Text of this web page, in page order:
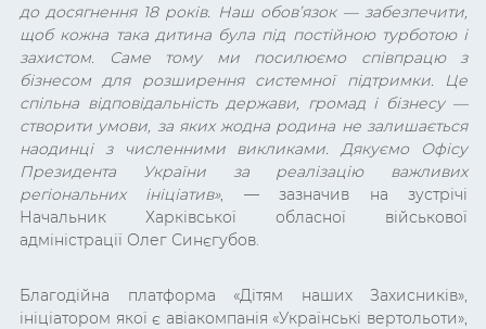
до досягнення 18 років. Наш обов’язок — забезпечити,
щоб кожна така дитина була під постійною турботою і
захистом. Саме тому ми посилюємо співпрацю з
бізнесом для розширення системної підтримки. Це
спільна відповідальність держави, громад і бізнесу —
створити умови, за яких жодна родина не залишається
наодинці з численними викликами. Дякуємо Офісу
Президента України за реалізацію важливих
регіональних ініціатив», — зазначив на зустрічі
Начальник Харківської обласної військової
адміністрації Олег Синєгубов.
Благодійна платформа «Дітям наших Захисників»,
ініціатором якої є авіакомпанія «Українські вертольоти»,